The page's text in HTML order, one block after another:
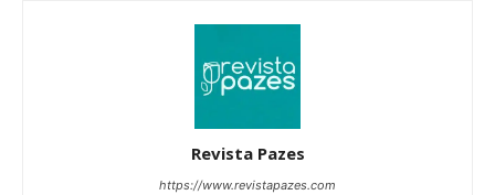
Revista Pazes
https://www.revistapazes.com